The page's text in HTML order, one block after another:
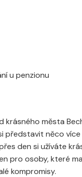
u penzionu
krásného města
představit něco
den si užíváte
pro osoby, které
kompromisy.